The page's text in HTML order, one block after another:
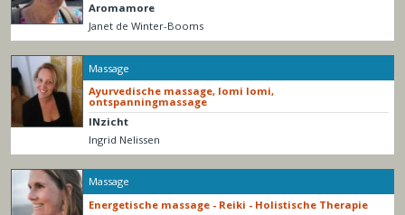
Aromamore
Janet de Winter-Booms
Massage
Ayurvedische massage, lomi lomi,
ontspanningmassage
INzicht
Ingrid Nelissen
Massage
Energetische massage - Reiki - Holistische Therapie